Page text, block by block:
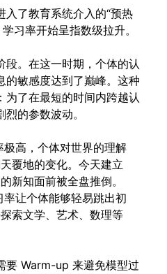
入了教育系统介入的“预热
习率开始呈指数级拉升。
段。在这一时期，个体的认
的敏感度达到了巅峰。这种
为了在最短的时间内跨越认
的参数波动。
极高，个体对世界的理解
覆地的变化。今天建立
新知面前被全盘推倒。
率让个体能够轻易跳出初
索文学、艺术、数理等
要 Warm-up 来避免模型过